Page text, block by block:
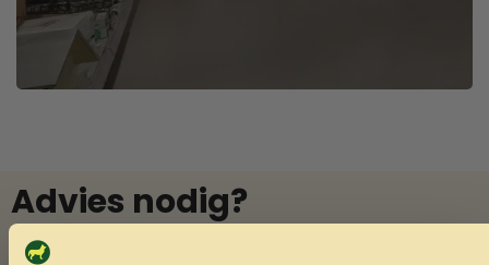
Advies nodig?
Vraag het Menno